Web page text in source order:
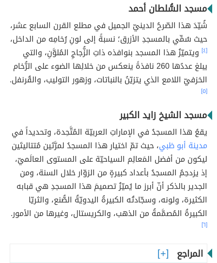
مسجد السُّلطان أحمد
شُيّدَ هذا الصّرحُ الدينيّ الجميل في مطلع القرن السابع عشر،
حيث سُمِّي بالمسجدِ الأزرق؛ نسبةً إلى لونِ رُخامِه من الداخل،
[٤]
ويتميّزُ هذا المسجد بنوافذه ذاتِ الزُّجاجِ المُلوَّنِ، والتي
يبلغ عددُها 260 نافذةً ينعكس من خلالِها الضوء على الرُّخام
الخزفيّ اللامع الذي يتزيّنُ بالنباتات، وزهور التوليب، والقُرنفل.
[٥]
مسجد الشيخ زايد الكبير
يقعُ هذا المسجدُ في الإماراتِ العربيّة المُتَّحِدة، وتحديداً في
مدينة أبو ظبي، حيث تمّ اختيار هذا المسجدُ لمرَّتَين مُتتاليتَين
ليكون من أفضل المَعالِم السياحيّة على المستوى العالَميّ،
إذ يزدحِمُ المسجدُ بأعداد كبيرةٍ من الزوّار خلال السنة، ومن
الجدير بالذكر أنّ أبرز ما يُميّزُ تصميمَ هذا المسجدِ هي قبابه
الكثيرة، ولونه، وسجّادتُه الكبيرةُ اليدويّةُ الصُّنع، والثريّا
الكبيرةُ المُصمَّمةُ من الذهب، والكريستال، وغيرها من الأمور.
[٦]
المراجع